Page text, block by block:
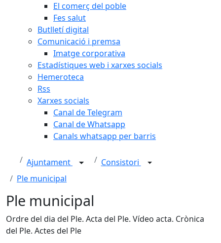
El comerç del poble
Fes salut
Butlletí digital
Comunicació i premsa
Imatge corporativa
Estadístiques web i xarxes socials
Hemeroteca
Rss
Xarxes socials
Canal de Telegram
Canal de Whatsapp
Canals whatsapp per barris
Ajuntament
Consistori
Ple municipal
Ple municipal
Ordre del dia del Ple. Acta del Ple. Vídeo acta. Crònica
del Ple. Actes del Ple